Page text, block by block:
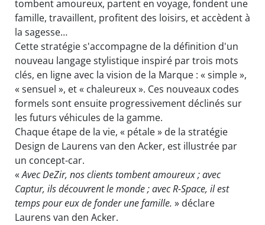
tombent amoureux, partent en voyage, fondent une
famille, travaillent, profitent des loisirs, et accèdent à
la sagesse…
Cette stratégie s'accompagne de la définition d'un
nouveau langage stylistique inspiré par trois mots
clés, en ligne avec la vision de la Marque : « simple »,
« sensuel », et « chaleureux ». Ces nouveaux codes
formels sont ensuite progressivement déclinés sur
les futurs véhicules de la gamme.
Chaque étape de la vie, « pétale » de la stratégie
Design de Laurens van den Acker, est illustrée par
un concept-car.
«Avec DeZir, nos clients tombent amoureux ; avec
Captur, ils découvrent le monde ; avec R-Space, il est
temps pour eux de fonder une famille. » déclare
Laurens van den Acker.